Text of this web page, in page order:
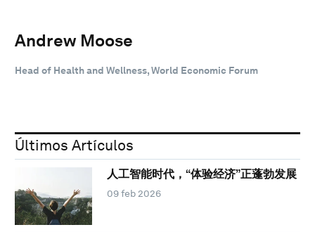
Andrew Moose
Head of Health and Wellness, World Economic Forum
Últimos Artículos
人工智能时代，“体验经济”正蓬勃发展
09 feb 2026